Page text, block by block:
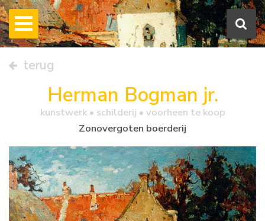
terug
Herman Bogman jr.
kunstwerk • schilderij • voorheen te koop
Zonovergoten boerderij